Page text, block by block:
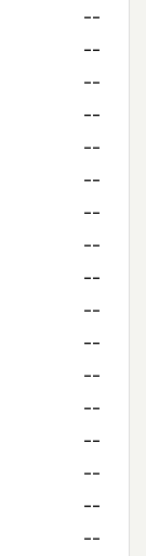
--
--
--
--
--
--
--
--
--
--
--
--
--
--
--
--
--